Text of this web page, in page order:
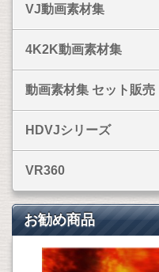
VJ動画素材集
4K2K動画素材集
動画素材集 セット販売
HDVJシリーズ
VR360
お勧め商品